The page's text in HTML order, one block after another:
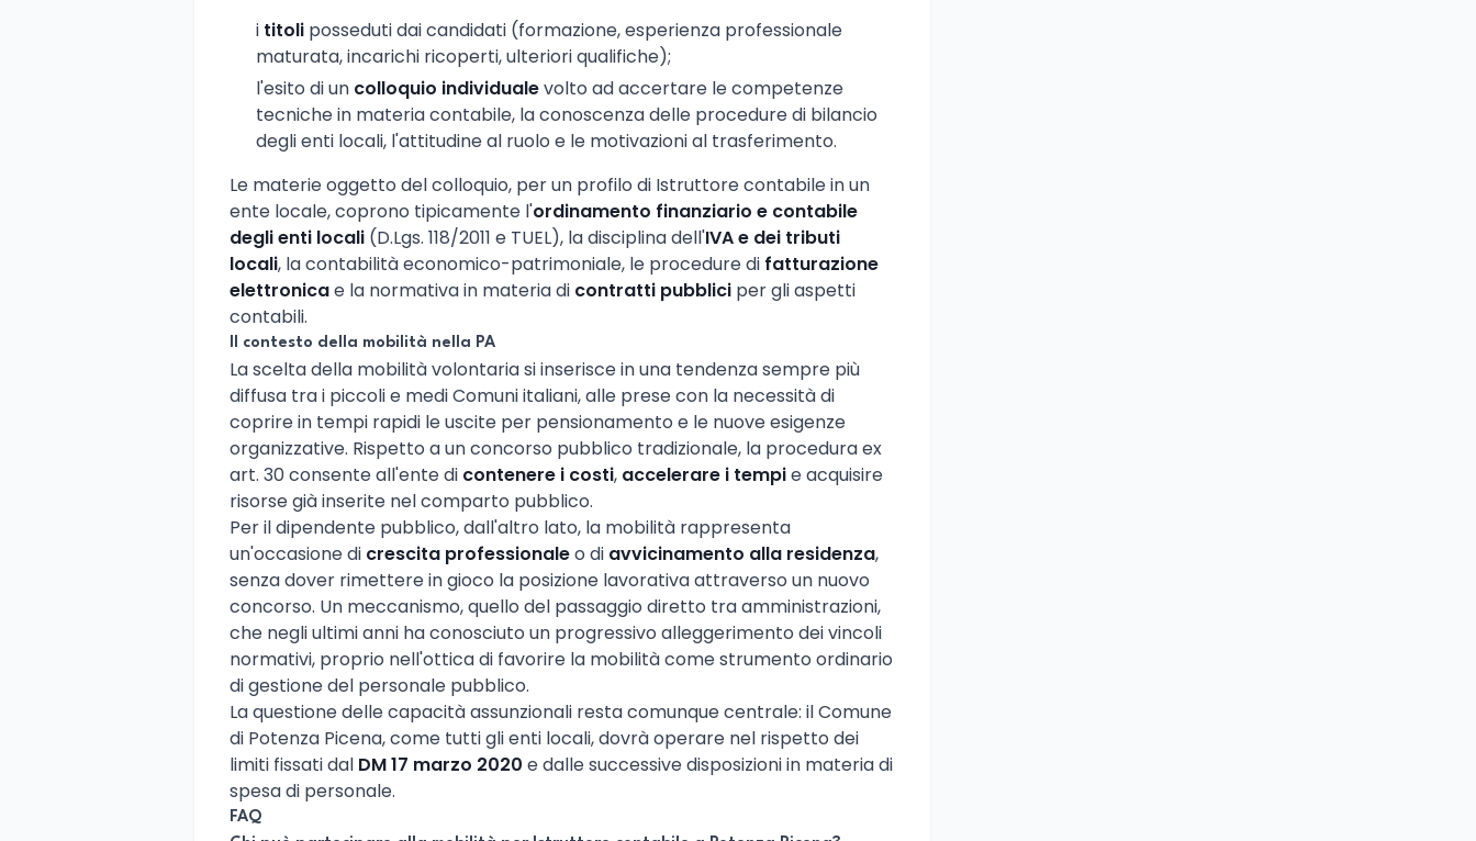
i titoli posseduti dai candidati (formazione, esperienza professionale
maturata, incarichi ricoperti, ulteriori qualifiche);
l'esito di un colloquio individualevolto ad accertare le competenze
tecniche in materia contabile, la conoscenza delle procedure di bilancio
degli enti locali, l'attitudine al ruolo e le motivazioni al trasferimento.
Le materie oggetto del colloquio, per un profilo di Istruttore contabile in un
ente locale, coprono tipicamente l'ordinamento finanziario e contabile
degli enti locali (D.Lgs. 118/2011 e TUEL), la disciplina dell'IVA e dei tributi
locali, la contabilità economico-patrimoniale, le procedure di fatturazione
elettronicae la normativa in materia di contratti pubblici per gli aspetti
contabili.
Il contesto della mobilità nella PA
La scelta della mobilità volontaria si inserisce in una tendenza sempre più
diffusa tra i piccoli e medi Comuni italiani, alle prese con la necessità di
coprire in tempi rapidi le uscite per pensionamento e le nuove esigenze
organizzative. Rispetto a un concorso pubblico tradizionale, la procedura ex
art. 30 consente all'ente di contenere i costi, accelerare i tempie acquisire
risorse già inserite nel comparto pubblico.
Per il dipendente pubblico, dall'altro lato, la mobilità rappresenta
un'occasione di crescita professionaleo di avvicinamento alla residenza,
senza dover rimettere in gioco la posizione lavorativa attraverso un nuovo
concorso. Un meccanismo, quello del passaggio diretto tra amministrazioni,
che negli ultimi anni ha conosciuto un progressivo alleggerimento dei vincoli
normativi, proprio nell'ottica di favorire la mobilità come strumento ordinario
di gestione del personale pubblico.
La questione delle capacità assunzionali resta comunque centrale: il Comune
di Potenza Picena, come tutti gli enti locali, dovrà operare nel rispetto dei
limiti fissati dal DM 17 marzo 2020 e dalle successive disposizioni in materia di
spesa di personale.
FAQ